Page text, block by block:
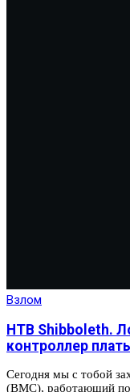
Взлом
HTB Shibboleth.
контроллер
Сегодня мы с тобой
(BMC), работающий